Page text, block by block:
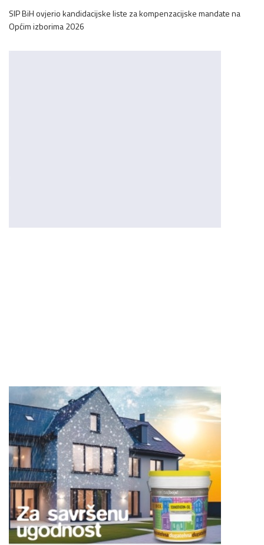
SIP BiH ovjerio kandidacijske liste za kompenzacijske mandate na
Općim izborima 2026